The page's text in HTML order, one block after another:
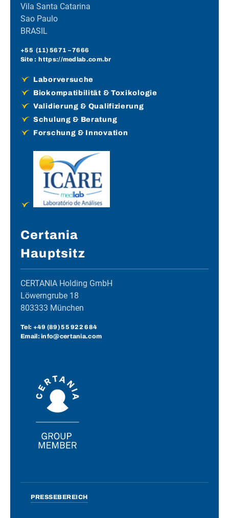
Vila Santa Catarina
Sao Paulo
BRASIL
+55 (11) 5671 – 7666
Site : https://medlab.com.br
Laborversuche
Biokompatibilität & Toxikologie
Validierung & Qualifizierung
Schulung & Beratung
Forschung & Innovation
Certania
Hauptsitz
CERTANIA Holding GmbH
Löwerngrube 18
803333 München
Tel: +49 (89) 55 922 684
Email: info@certania.com
PRESSEBEREICH